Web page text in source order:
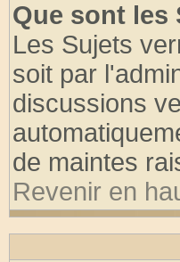
Que sont les
Les Sujets
soit par
discussions
de maintes
Revenir en